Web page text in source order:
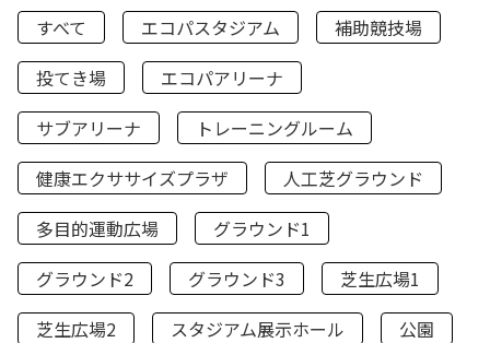
すべて エコパスタジアム
補助競技場
投てき場
エコパアリーナ
サブアリーナ
トレーニングルーム
健康エクササイズプラザ
人工芝グラウンド
多目的運動広場
グラウンド1
グラウンド2
グラウンド3
芝生広場1
芝生広場2
スタジアム展示ホール
公園